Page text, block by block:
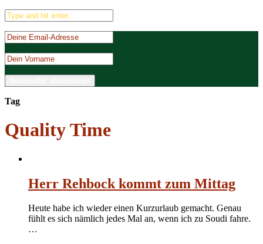
Tag
Quality Time
Herr Rehbock kommt zum Mittag
Heute habe ich wieder einen Kurzurlaub gemacht. Genau
fühlt es sich nämlich jedes Mal an, wenn ich zu Soudi fahre.
…